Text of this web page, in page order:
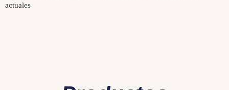
actuales